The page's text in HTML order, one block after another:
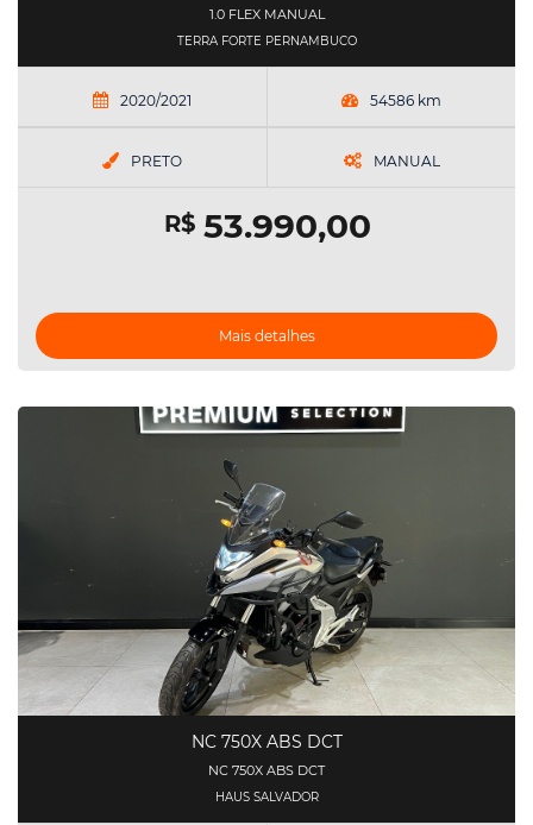
1.0 FLEX MANUAL
TERRA FORTE PERNAMBUCO
2020/2021 54586 km
PRETO MANUAL
R$53.990,00
Mais detalhes
NC 750X ABS DCT
NC 750X ABS DCT
HAUS SALVADOR